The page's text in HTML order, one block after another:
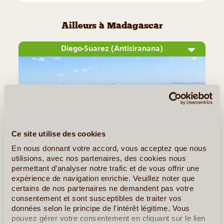
Ce site utilise des cookies
En nous donnant votre accord, vous acceptez que nous
utilisions, avec nos partenaires, des cookies nous
permettant d’analyser notre trafic et de vous offrir une
expérience de navigation enrichie. Veuillez noter que
certains de nos partenaires ne demandent pas votre
consentement et sont susceptibles de traiter vos
données selon le principe de l'intérêt légitime. Vous
pouvez gérer votre consentement en cliquant sur le lien
Ailleurs à Madagascar
Diego-Suarez (Antisiranana)
©
Avec plus de 250 000 habitants, la capitale de la région la
plus au nord de Madagascar est une grande ville, à l'activité
portuaire de premier plan. Cette importance n'est toutefois
pas nouvelle : sa position géographique, très stratégique,